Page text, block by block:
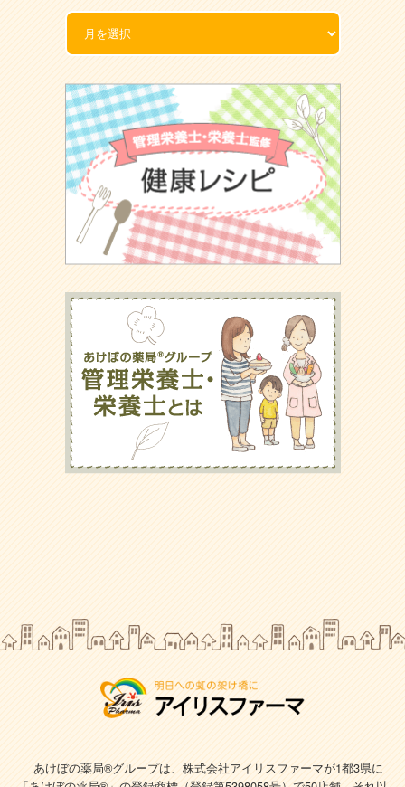
あけぼの薬局®グループは、株式会社アイリスファーマが1都3県に